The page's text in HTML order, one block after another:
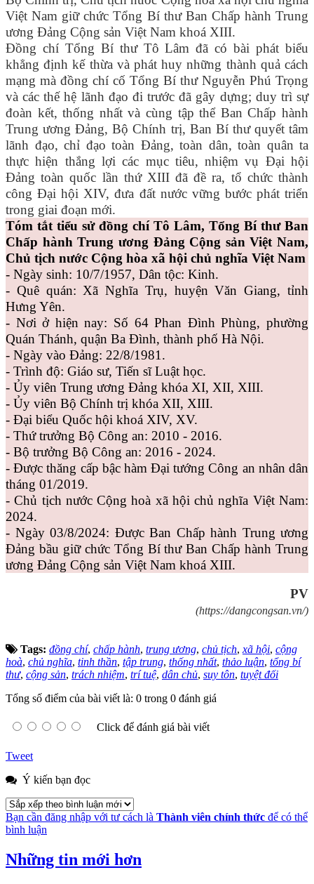
Việt Nam giữ chức Tổng Bí thư Ban Chấp hành Trung
ương Đảng Cộng sản Việt Nam khoá XIII.
Đồng chí Tổng Bí thư Tô Lâm đã có bài phát biểu
khẳng định kế thừa và phát huy những thành quả cách
mạng mà đồng chí cố Tổng Bí thư Nguyễn Phú Trọng
và các thế hệ lãnh đạo đi trước đã gây dựng; duy trì sự
đoàn kết, thống nhất và cùng tập thể Ban Chấp hành
Trung ương Đảng, Bộ Chính trị, Ban Bí thư quyết tâm
lãnh đạo, chỉ đạo toàn Đảng, toàn dân, toàn quân ta
thực hiện thắng lợi các mục tiêu, nhiệm vụ Đại hội
Đảng toàn quốc lần thứ XIII đã đề ra, tổ chức thành
công Đại hội XIV, đưa đất nước vững bước phát triển
trong giai đoạn mới.
Tóm tắt tiểu sử đồng chí Tô Lâm, Tổng Bí thư Ban
Chấp hành Trung ương Đảng Cộng sản Việt Nam,
Chủ tịch nước Cộng hòa xã hội chủ nghĩa Việt Nam
- Ngày sinh: 10/7/1957, Dân tộc: Kinh.
- Quê quán: Xã Nghĩa Trụ, huyện Văn Giang, tỉnh
Hưng Yên.
- Nơi ở hiện nay: Số 64 Phan Đình Phùng, phường
Quán Thánh, quận Ba Đình, thành phố Hà Nội.
- Ngày vào Đảng: 22/8/1981.
- Trình độ: Giáo sư, Tiến sĩ Luật học.
- Ủy viên Trung ương Đảng khóa XI, XII, XIII.
- Ủy viên Bộ Chính trị khóa XII, XIII.
- Đại biểu Quốc hội khoá XIV, XV.
- Thứ trưởng Bộ Công an: 2010 - 2016.
- Bộ trưởng Bộ Công an: 2016 - 2024.
- Được thăng cấp bậc hàm Đại tướng Công an nhân dân
tháng 01/2019.
- Chủ tịch nước Cộng hoà xã hội chủ nghĩa Việt Nam:
2024.
- Ngày 03/8/2024: Được Ban Chấp hành Trung ương
Đảng bầu giữ chức Tổng Bí thư Ban Chấp hành Trung
ương Đảng Cộng sản Việt Nam khoá XIII.
PV
(https://dangcongsan.vn/)
Tags: đồng chí, chấp hành, trung ương, chủ tịch,xã hội, cộng
hoà, chủ nghĩa, tinh thần, tập trung, thống nhất, thảo luận, tổng bí
thư, cộng sản, trách nhiệm, trí tuệ, dân chủ, suy tôn, tuyệt đối
Tổng số điểm của bài viết là: 0 trong 0 đánh giá
Click để đánh giá bài viết
Tweet
Ý kiến bạn đọc
Bạn cần đăng nhập với tư cách là Thành viên chính thức để có thể
bình luận
Những tin mới hơn